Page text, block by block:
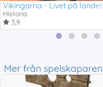
Vikingarna - Livet på landet
Historia
3,9
Mer från spelskaparen